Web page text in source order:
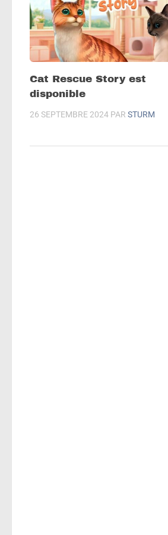
Cat Rescue Story est
disponible
26 SEPTEMBRE 2024 PAR STURM